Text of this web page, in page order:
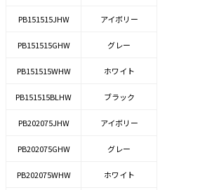
PB151515JHW アイボリー
PB151515GHW グレー
PB151515WHW ホワイト
PB151515BLHW ブラック
PB202075JHW アイボリー
PB202075GHW グレー
PB202075WHW ホワイト